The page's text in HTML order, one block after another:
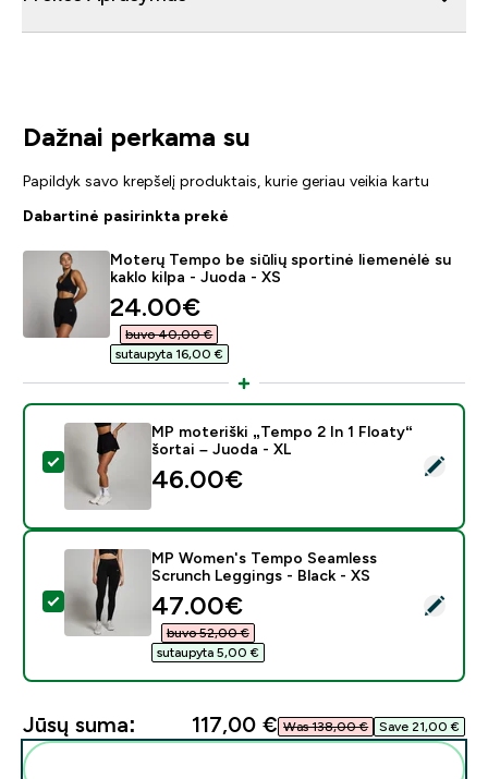
Dažnai perkama su
Papildyk savo krepšelį produktais, kurie geriau veikia kartu
Dabartinė pasirinkta prekė
Moterų Tempo be siūlių sportinė liemenėlė su
kaklo kilpa - Juoda - XS
discounted price
24.00€‎
buvo 40,00 €‎
sutaupyta 16,00 €‎
Pasirinkti šį produktą - MP moteriški „Tempo 2 In 1
MP moteriški „Tempo 2 In 1 Floaty“
šortai – Juoda - XL
46.00€‎
Pasirinkti šį produktą - MP Women's Tempo
MP Women's Tempo Seamless
Scrunch Leggings - Black - XS
discounted price
47.00€‎
buvo 52,00 €‎
sutaupyta 5,00 €‎
Jūsų suma: 117,00 €‎ Was 138,00 €‎ Save 21,00 €‎